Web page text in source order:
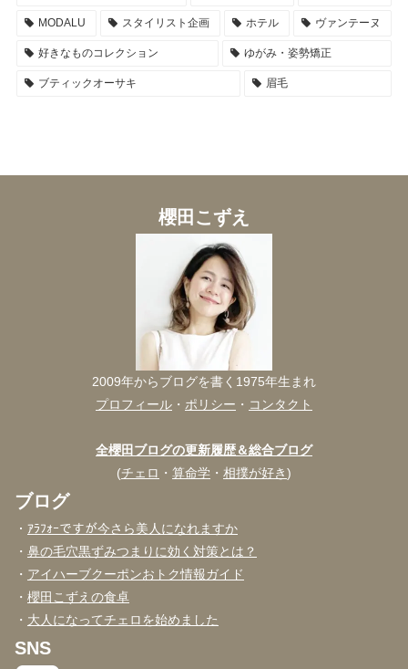
MODALU スタイリスト企画 ホテル ヴァンテーヌ
好きなものコレクション ゆがみ・姿勢矯正
ブティックオーサキ 眉毛
櫻田こずえ
2009年からブログを書く1975年生まれ
プロフィール ・ ポリシー ・ コンタクト
全櫻田ブログの更新履歴＆総合ブログ
(チェロ ・ 算命学 ・ 相撲が好き)
ブログ
・ ｱﾗﾌｫｰですが今さら美人になれますか
・ 鼻の毛穴黒ずみつまりに効く対策とは？
・ アイハーブクーポンおトク情報ガイド
・ 櫻田こずえの食卓
・ 大人になってチェロを始めました
SNS